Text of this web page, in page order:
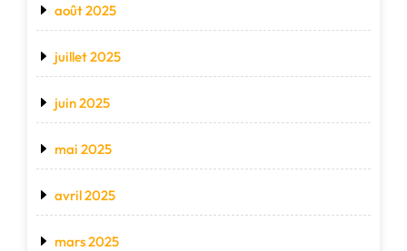
août 2025
juillet 2025
juin 2025
mai 2025
avril 2025
mars 2025